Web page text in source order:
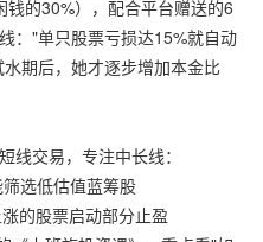
的30%），配合平台赠送的6
："单只股票亏损达15%就自动
期后，她才逐步增加本金比
线交易，专注中长线：
选低估值蓝筹股
的股票启动部分止盈